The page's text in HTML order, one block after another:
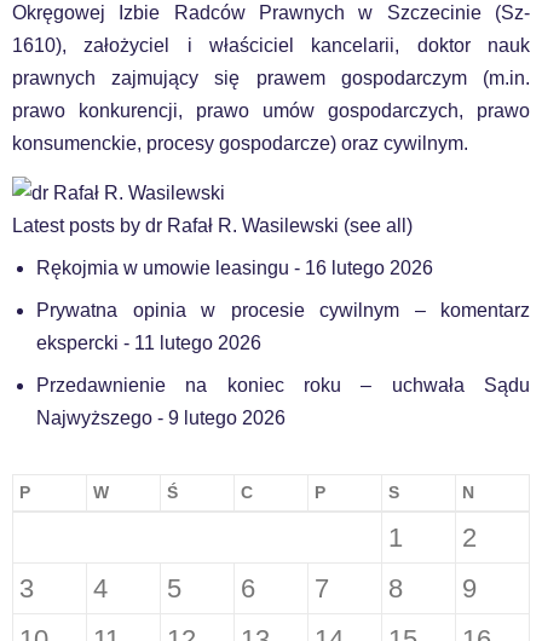
Okręgowej Izbie Radców Prawnych w Szczecinie (Sz-
1610), założyciel i właściciel kancelarii, doktor nauk
prawnych zajmujący się prawem gospodarczym (m.in.
prawo konkurencji, prawo umów gospodarczych, prawo
konsumenckie, procesy gospodarcze) oraz cywilnym.
Latest posts by dr Rafał R. Wasilewski (see all )
Rękojmia w umowie leasingu - 16 lutego 2026
Prywatna opinia w procesie cywilnym – komentarz
ekspercki - 11 lutego 2026
Przedawnienie na koniec roku – uchwała Sądu
Najwyższego - 9 lutego 2026
P W Ś C P S N
1
2
3
4 5 6 7 8
9